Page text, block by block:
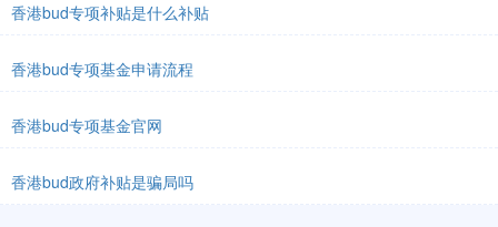
香港bud专项补贴是什么补贴
香港bud专项基金申请流程
香港bud专项基金官网
香港bud政府补贴是骗局吗